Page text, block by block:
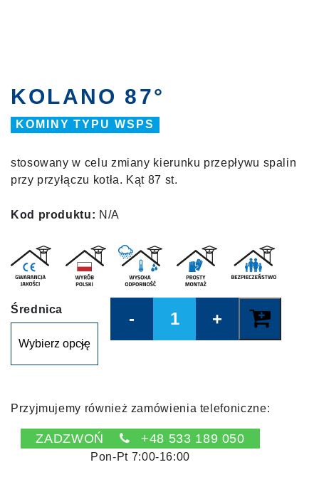
KOLANO 87°
KOMINY TYPU WSPS
stosowany w celu zmiany kierunku przepływu spalin
przy przyłączu kotła. Kąt 87 st.
Kod produktu: N/A
Średnica
Przyjmujemy również zamówienia telefoniczne:
ZADZWOŃ +48 533 189 050
Pon-Pt 7:00-16:00